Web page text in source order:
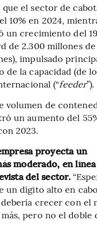
el sector de
10% en 2024,
un crecimiento del
de 2.300 millones
impulsado
de la capacidad (de
(“feeder”).
volumen de
un aumento del
2023.
proyecta un
moderado, en
del sector.
un dígito alto en
crecer con el
pero no el doble